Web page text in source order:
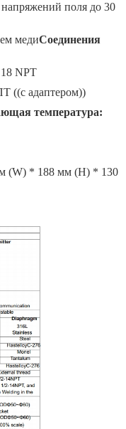
поля до 30
медиСоединения
18 NPT
((с адаптером))
температура:
(W) * 188 мм (H) * 130